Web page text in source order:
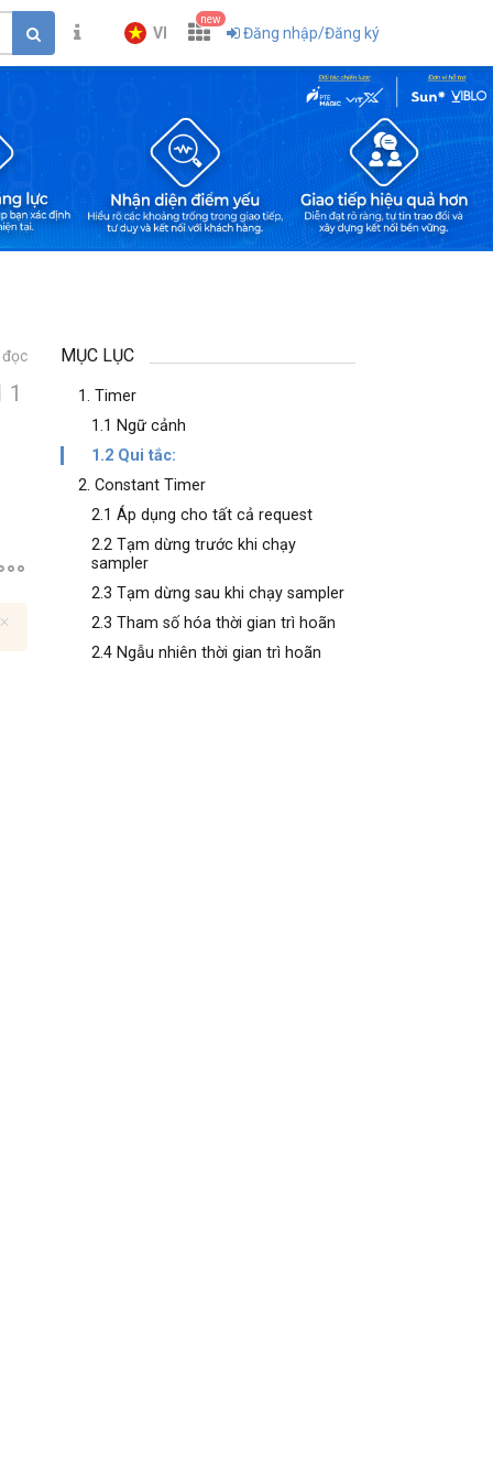
VI
new
Đăng nhập/Đăng ký
1
MỤC LỤC
1. Timer
1.1 Ngữ cảnh
1.2 Qui tắc:
2. Constant Timer
2.1 Áp dụng cho tất cả request
2.2 Tạm dừng trước khi chạy
sampler
2.3 Tạm dừng sau khi chạy sampler
2.3 Tham số hóa thời gian trì hoãn
2.4 Ngẫu nhiên thời gian trì hoãn